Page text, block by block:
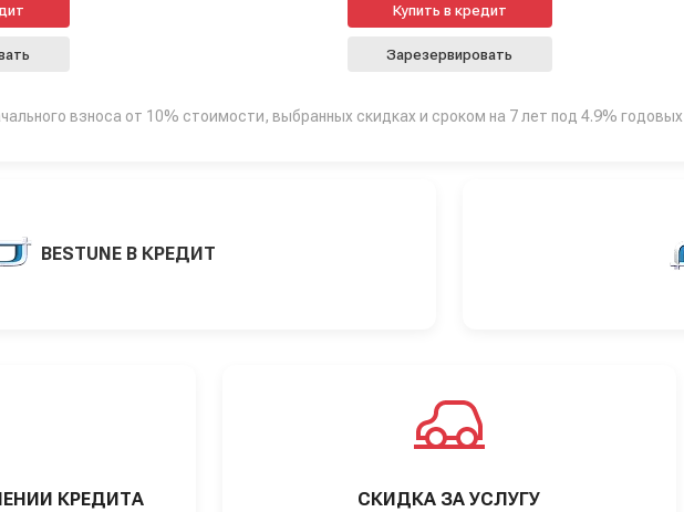
Купить в кредит
Зарезервировать
взноса от 10% стоимости, выбранных скидках и сроком на 7 лет под 4.9% годовых
BESTUNE В КРЕДИТ
КРЕДИТА
СКИДКА ЗА УСЛУГУ